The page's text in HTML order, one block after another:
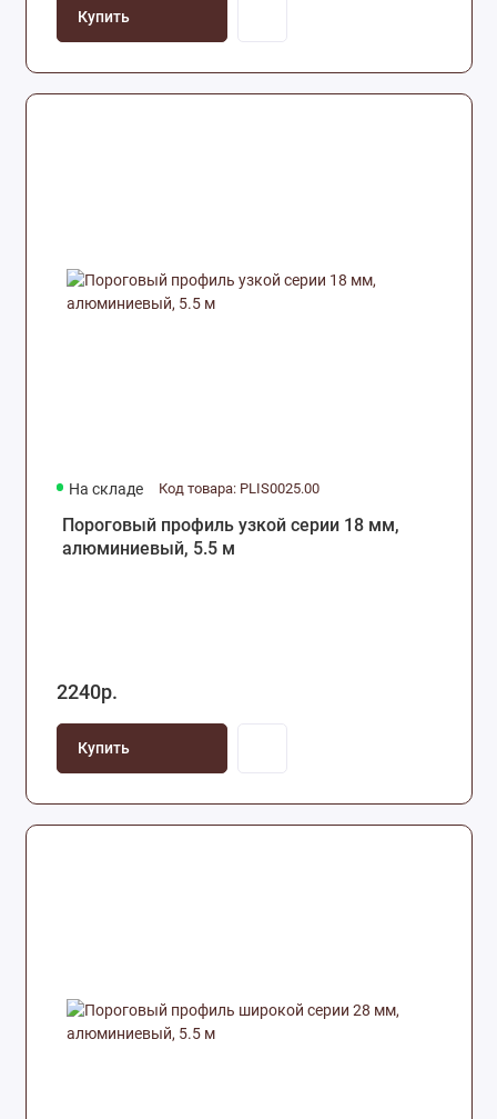
Купить
На складе Код товара: PLIS0025.00
Пороговый профиль узкой серии 18 мм,
алюминиевый, 5.5 м
2240р.
Купить